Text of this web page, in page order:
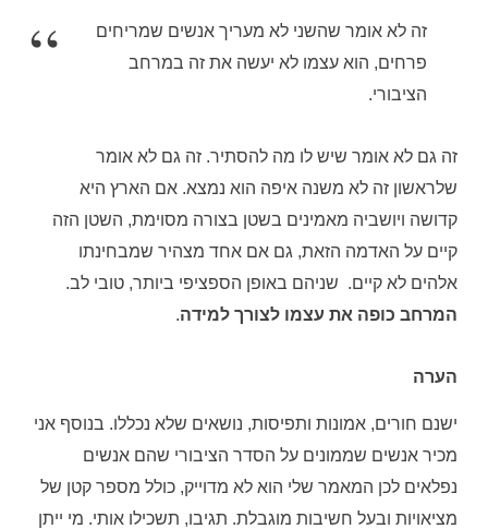
זה לא אומר שהשני לא מעריך אנשים שמריחים
פרחים, הוא עצמו לא יעשה את זה במרחב
הציבורי.
זה גם לא אומר שיש לו מה להסתיר. זה גם לא אומר
שלראשון זה לא משנה איפה הוא נמצא. אם הארץ היא
קדושה ויושביה מאמינים בשטן בצורה מסוימת, השטן הזה
קיים על האדמה הזאת, גם אם אחד מצהיר שמבחינתו
אלהים לא קיים. שניהם באופן הספציפי ביותר, טובי לב.
המרחב כופה את עצמו לצורך למידה.
הערה
ישנם חורים, אמונות ותפיסות, נושאים שלא נכללו. בנוסף אני
מכיר אנשים שממונים על הסדר הציבורי שהם אנשים
נפלאים לכן המאמר שלי הוא לא מדוייק, כולל מספר קטן של
מציאויות ובעל חשיבות מוגבלת. תגיבו, תשכילו אותי. מי ייתן